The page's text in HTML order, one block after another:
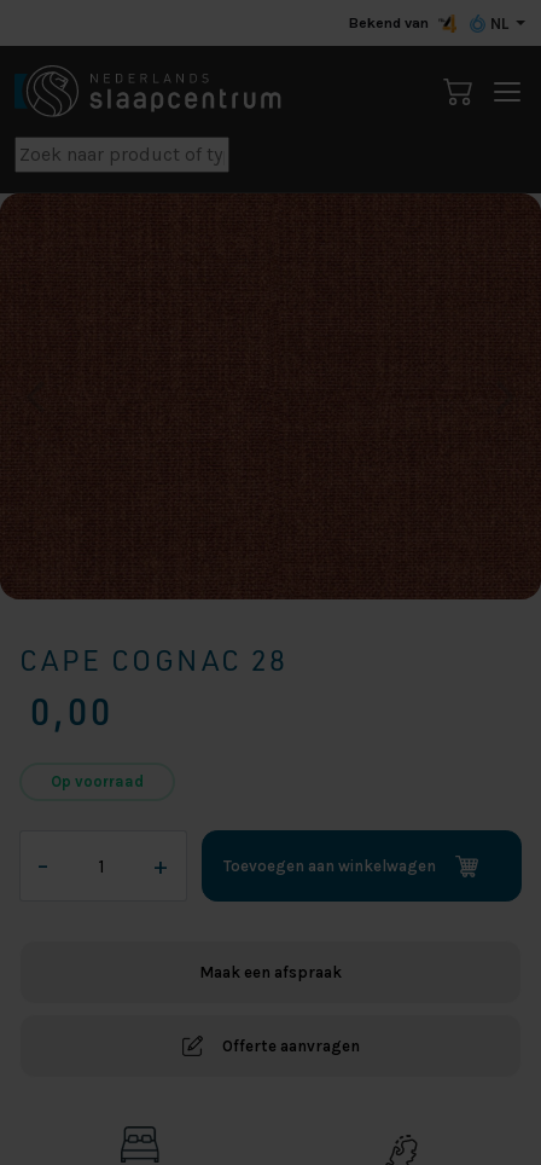
Bekend van NL
CAPE COGNAC 28
0,00
Op voorraad
–
Cognac
+ Toevoegen aan winkelwagen
Maak een afspraak
Offerte aanvragen